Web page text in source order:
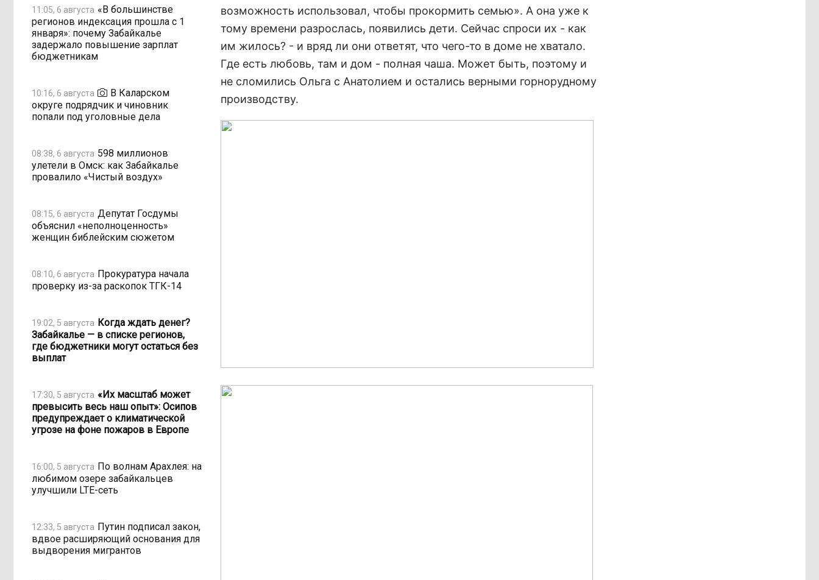
11:05, 6 августа «В большинстве
регионов индексация прошла с 1
января»: почему Забайкалье
задержало повышение зарплат
бюджетникам
10:16, 6 августа
В Каларском
округе подрядчик и чиновник
попали под уголовные дела
08:38, 6 августа 598 миллионов
улетели в Омск: как Забайкалье
провалило «Чистый воздух»
08:15, 6 августа Депутат Госдумы
объяснил «неполноценность»
женщин библейским сюжетом
08:10, 6 августа Прокуратура начала
проверку из-за раскопок ТГК-14
19:02, 5 августа Когда ждать денег?
Забайкалье — в списке регионов,
где бюджетники могут остаться без
выплат
17:30, 5 августа «Их масштаб может
превысить весь наш опыт»: Осипов
предупреждает о климатической
угрозе на фоне пожаров в Европе
16:00, 5 августа По волнам Арахлея: на
любимом озере забайкальцев
улучшили LTE-сеть
12:33, 5 августа Путин подписал закон,
вдвое расширяющий основания для
выдворения мигрантов
возможность использовал, чтобы прокормить семью». А она уже к
тому времени разрослась, появились дети. Сейчас спроси их - как
им жилось? - и вряд ли они ответят, что чего-то в доме не хватало.
Где есть любовь, там и дом - полная чаша. Может быть, поэтому и
не сломились Ольга с Анатолием и остались верными горнорудному
производству.